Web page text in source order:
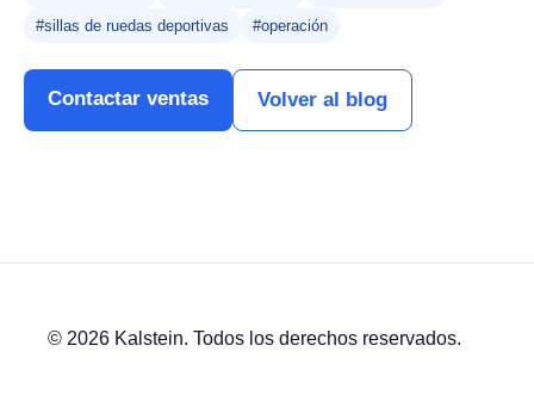
#sillas de ruedas deportivas
#operación
Contactar ventas Volver al blog
© 2026 Kalstein. Todos los derechos reservados.